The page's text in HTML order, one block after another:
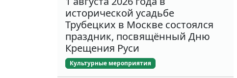
исторической усадьбе
Трубецких в Москве состоялся
праздник, посвящённый Дню
Крещения Руси
Культурные мероприятия